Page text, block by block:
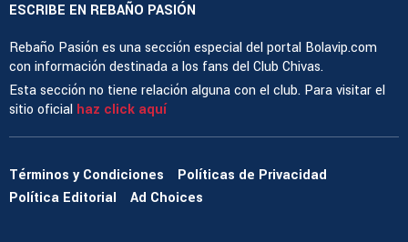
ESCRIBE EN REBAÑO PASIÓN
Rebaño Pasión es una sección especial del portal Bolavip.com
con información destinada a los fans del Club Chivas.
Esta sección no tiene relación alguna con el club. Para visitar el
sitio oficial haz click aquí
Términos y Condiciones
Políticas de Privacidad
Política Editorial
Ad Choices